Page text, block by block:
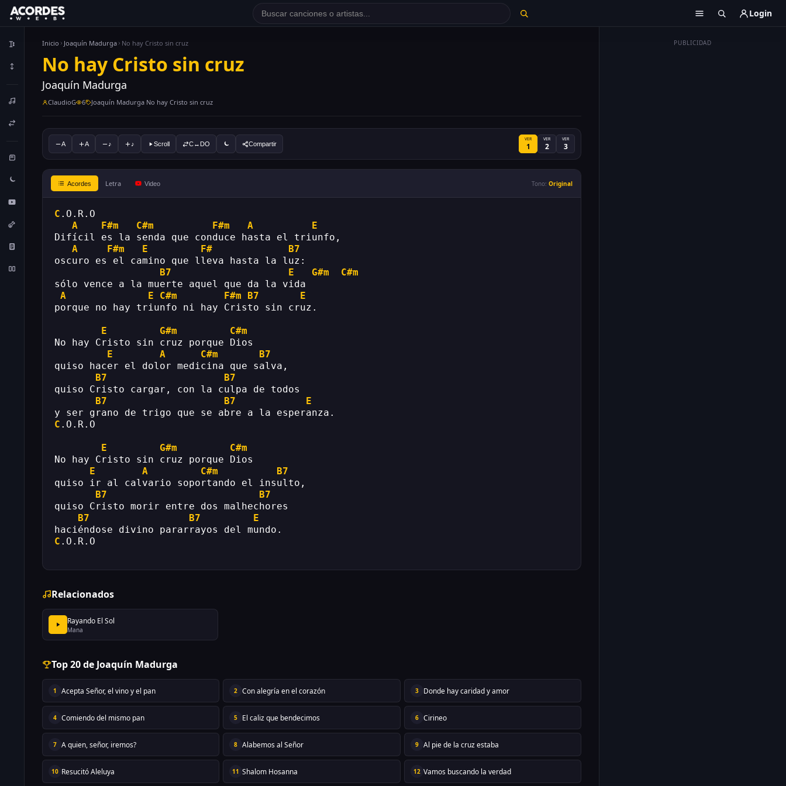
Login
PUBLICIDAD
Inicio Joaquín Madurga No hay Cristo sin cruz
No hay Cristo sin cruz
Joaquín Madurga
ClaudioG 6 Joaquín Madurga No hay Cristo sin cruz
A A ♪ ♪ Scroll C↔DO Compartir
VER
1
VER
2
VER
3
Acordes Letra Video Tono: Original
C .O.R.O
A
F#m C#m F#m A
E
Difícil es la senda que conduce hasta el triunfo,
A
F#m E F#
B7
oscuro es el camino que lleva hasta la luz:
B7
E G#m
C#m
sólo vence a la muerte aquel que da la vida
A
E C#m F#m B7
E
porque no hay triunfo ni hay Cristo sin cruz.
E G#m
C#m
No hay Cristo sin cruz porque Dios
E
A C#m
B7
quiso hacer el dolor medicina que salva,
B7
B7
quiso Cristo cargar, con la culpa de todos
B7
B7
E
y ser grano de trigo que se abre a la esperanza.
C .O.R.O
E G#m
C#m
No hay Cristo sin cruz porque Dios
E
A C#m
B7
quiso ir al calvario soportando el insulto,
B7
B7
quiso Cristo morir entre dos malhechores
B7
B7
E
haciéndose divino pararrayos del mundo.
C .O.R.O
Relacionados
Rayando El Sol
Mana
Top 20 de Joaquín Madurga
1 Acepta Señor, el vino y el pan 2 Con alegría en el corazón 3 Donde hay caridad y amor
4 Comiendo del mismo pan 5 El caliz que bendecimos 6 Cirineo
7 A quien, señor, iremos? 8 Alabemos al Señor 9 Al pie de la cruz estaba
10 Resucitó Aleluya 11 Shalom Hosanna 12 Vamos buscando la verdad